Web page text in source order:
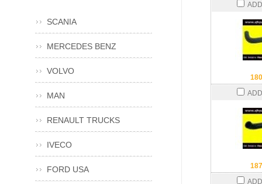
SCANIA
MERCEDES BENZ
VOLVO
MAN
RENAULT TRUCKS
IVECO
FORD USA